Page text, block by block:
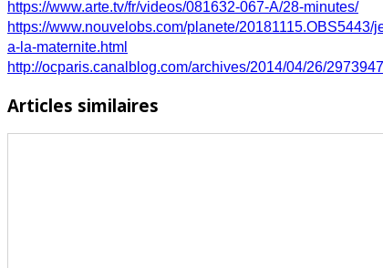
https://www.arte.tv/fr/videos/081632-067-A/28-minutes/
https://www.nouvelobs.com/planete/
a-la-maternite.html
http://ocparis.canalblog.com/archives/2014/04/26/
Articles similaires